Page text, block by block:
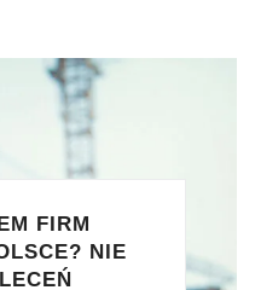
FIRM
NIE